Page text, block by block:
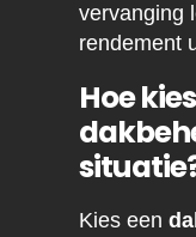
vervanging
rendement
Hoe
Kies een